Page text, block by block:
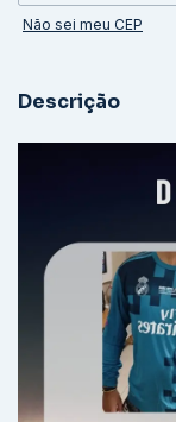
Não sei meu CEP
Descrição